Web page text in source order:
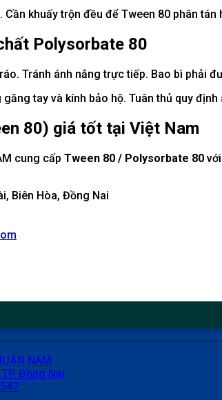
khuấy trộn đều để Tween 80 phân tán
Polysorbate 80
Tránh ánh nắng trực tiếp. Bao bì phải
tay và kính bảo hộ. Tuân thủ quy định
80) giá tốt tại Việt Nam
cung cấp Tween 80 / Polysorbate 80
Biên Hòa, Đồng Nai
NAM
Đồng Nai